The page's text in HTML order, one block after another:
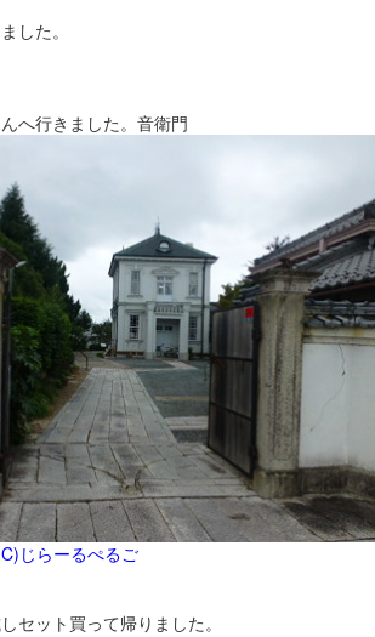
した。
へ行きました。音衛門
じらーるぺるご
セット買って帰りました。